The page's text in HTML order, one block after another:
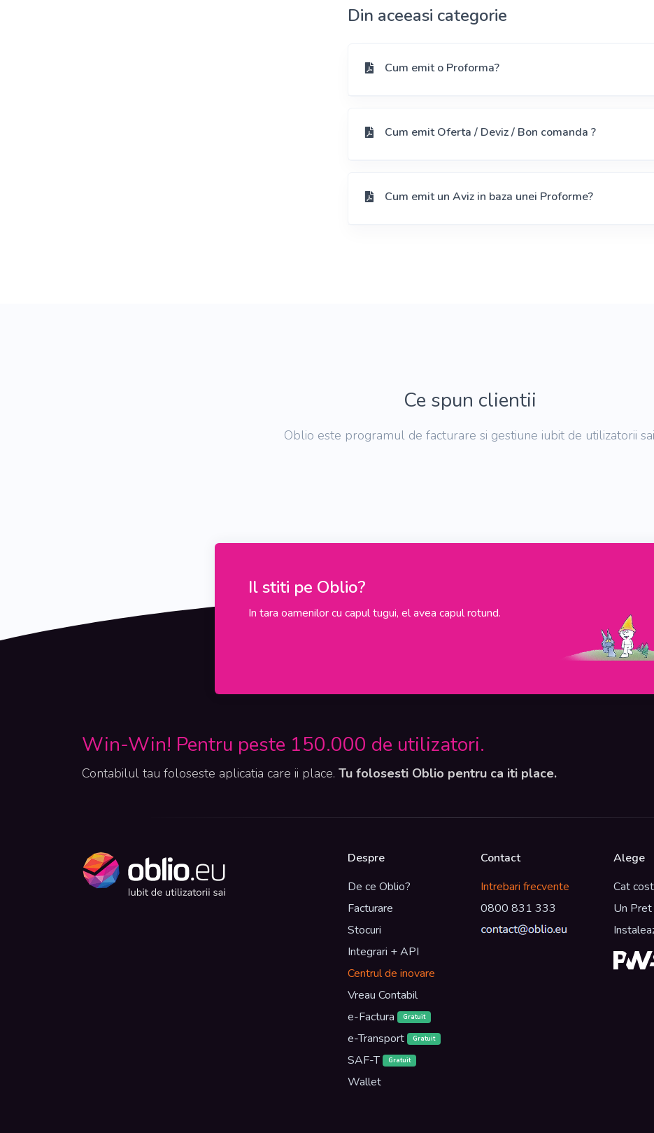
Din aceeasi categorie
Cum emit o Proforma?
Cum emit Oferta / Deviz / Bon comanda ?
Cum emit un Aviz in baza unei Proforme?
Ce spun clientii
Oblio este programul de facturare si gestiune iubit de utilizatorii
Il stiti pe Oblio?
In tara oamenilor cu capul tugui, el avea capul rotund.
Win-Win! Pentru peste 150.000 de utilizatori.
Contabilul tau foloseste aplicatia care ii place. Tu folosesti Oblio pentru ca iti place.
Despre
De ce Oblio?
Facturare
Stocuri
Integrari + API
Centrul de inovare
Vreau Contabil
e-Factura
Gratuit
e-Transport Gratuit
SAF-T Gratuit
Wallet
Contact
Intrebari frecvente
0800 831 333
Alege
Cat
Un